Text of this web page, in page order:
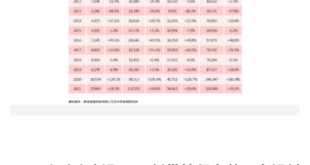
網上搵樓 |
中原工商舖
© 2026 中原按揭經紀有限公司 Centaline Mortgage Broker Limited 版權所有
私隱政策聲明